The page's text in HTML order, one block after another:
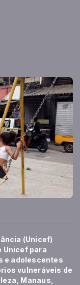
(Unicef)
Unicef para
e adolescentes
vulneráveis de
Manaus,